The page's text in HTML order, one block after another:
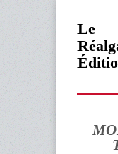
Le